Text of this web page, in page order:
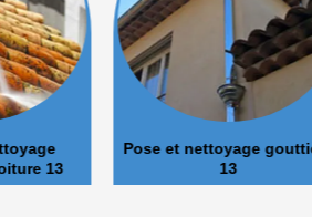
13
Pose et nettoyage gouttière